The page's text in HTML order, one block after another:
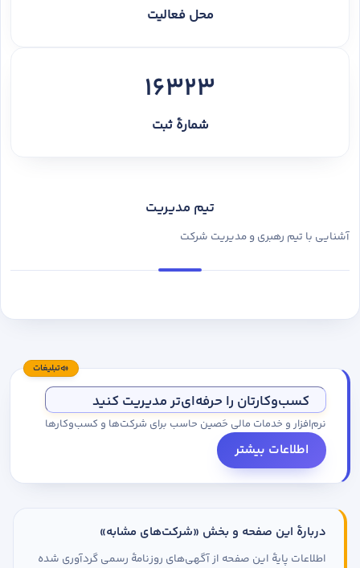
محل فعالیت
16323
شمارهٔ ثبت
تیم مدیریت
آشنایی با تیم رهبری و مدیریت شرکت
تبلیغات
کسب‌وکارتان را حرفه‌ای‌تر مدیریت کنید
نرم‌افزار و خدمات مالی حَصین حاسب برای شرکت‌ها و کسب‌وکارها
اطلاعات بیشتر
دربارهٔ این صفحه و بخش «شرکت‌های مشابه»
اطلاعات پایهٔ این صفحه از آگهی‌های روزنامهٔ رسمی گردآوری شده